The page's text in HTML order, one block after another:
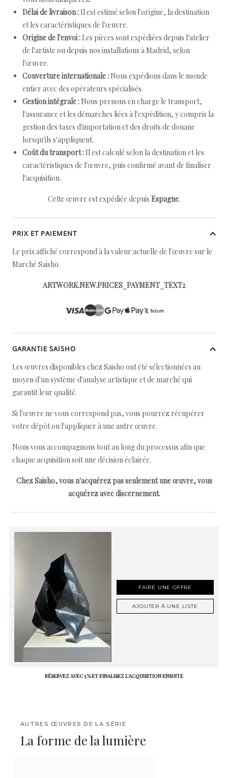
Délai de livraison : Il est estimé selon l'origine, la destination
et les caractéristiques de l'œuvre.
Origine de l'envoi : Les pièces sont expédiées depuis l'atelier
de l'artiste ou depuis nos installations à Madrid, selon
l'œuvre.
Couverture internationale : Nous expédions dans le monde
entier avec des opérateurs spécialisés.
Gestion intégrale : Nous prenons en charge le transport,
l'assurance et les démarches liées à l'expédition, y compris la
gestion des taxes d'importation et des droits de douane
lorsqu'ils s'appliquent.
Coût du transport : Il est calculé selon la destination et les
caractéristiques de l'œuvre, puis confirmé avant de finaliser
l'acquisition.
Cette œuvre est expédiée depuis Espagne.
PRIX ET PAIEMENT
Le prix affiché correspond à la valeur actuelle de l'œuvre sur le
Marché Saisho.
ARTWORK.NEW.PRICES_PAYMENT_TEXT2
GARANTIE SAISHO
Les œuvres disponibles chez Saisho ont été sélectionnées au
moyen d'un système d'analyse artistique et de marché qui
garantit leur qualité.
Si l'œuvre ne vous correspond pas, vous pourrez récupérer
votre dépôt ou l'appliquer à une autre œuvre.
Nous vous accompagnons tout au long du processus afin que
chaque acquisition soit une décision éclairée.
Chez Saisho, vous n'acquérez pas seulement une œuvre, vous
acquérez avec discernement.
FAIRE UNE OFFRE
AJOUTER À UNE LISTE
RÉSERVEZ AVEC 5 % ET FINALISEZ L'ACQUISITION ENSUITE
AUTRES ŒUVRES DE LA SÉRIE
La forme de la lumière